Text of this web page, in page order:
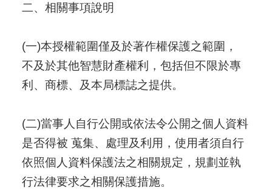
二、相關事項說明
(一)本授權範圍僅及於著作權保護之範圍，
不及於其他智慧財產權利，包括但不限於專
利、商標、及本局標誌之提供。
(二)當事人自行公開或依法令公開之個人資料
是否得被 蒐集、處理及利用，使用者須自行
依照個人資料保護法之相關規定，規劃並執
行法律要求之相關保護措施。